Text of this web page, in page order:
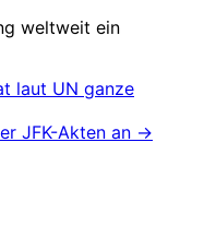
weltweit ein
laut UN ganze
JFK-Akten an →